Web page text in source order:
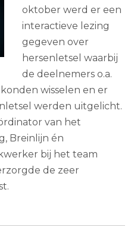
oktober werd er een
interactieve lezing
gegeven over
hersenletsel waarbij
de deelnemers o.a.
wisselen en er
werden uitgelicht.
van het
Breinlijn én
bij het team
de zeer